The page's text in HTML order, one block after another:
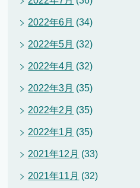
2022年6月 (34)
2022年5月 (32)
2022年4月 (32)
2022年3月 (35)
2022年2月 (35)
2022年1月 (35)
2021年12月 (33)
2021年11月 (32)